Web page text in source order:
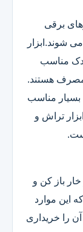
برقی
شوند.ابزار
مناسب
مصرف هستند.
بسیار مناسب
تراش و
خار باز کن و
این موارد
را خریداری